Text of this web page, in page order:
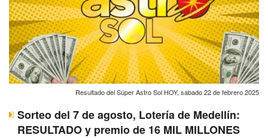
Resultado del Súper Astro Sol HOY, sabado 22 de febrero 2025
Sorteo del 7 de agosto, Lotería de Medellín:
RESULTADO y premio de 16 MIL MILLONES